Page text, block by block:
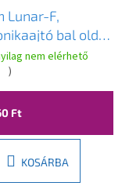
Lunar-F,
bal oldali
140
üveg,
836S-140-
00-L
nem elérhető
)
Ft
KOSÁRBA